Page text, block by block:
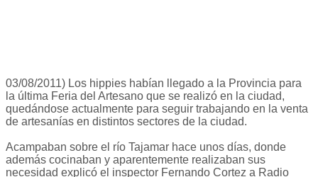
03/08/2011) Los hippies habían llegado a la Provincia para
la última Feria del Artesano que se realizó en la ciudad,
quedándose actualmente para seguir trabajando en la venta
de artesanías en distintos sectores de la ciudad.
Acampaban sobre el río Tajamar hace unos días, donde
además cocinaban y aparentemente realizaban sus
necesidad explicó el inspector Fernando Cortez a Radio